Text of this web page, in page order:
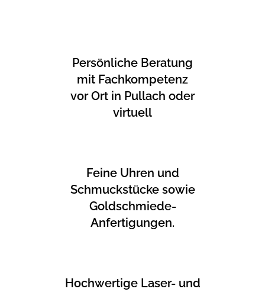
Persönliche Beratung
mit Fachkompetenz
vor Ort in Pullach oder
virtuell
Feine Uhren und
Schmuckstücke sowie
Goldschmiede-
Anfertigungen.
Hochwertige Laser- und